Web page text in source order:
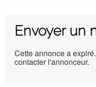
Envoyer un
Cette annonce a
contacter l'annonceur.